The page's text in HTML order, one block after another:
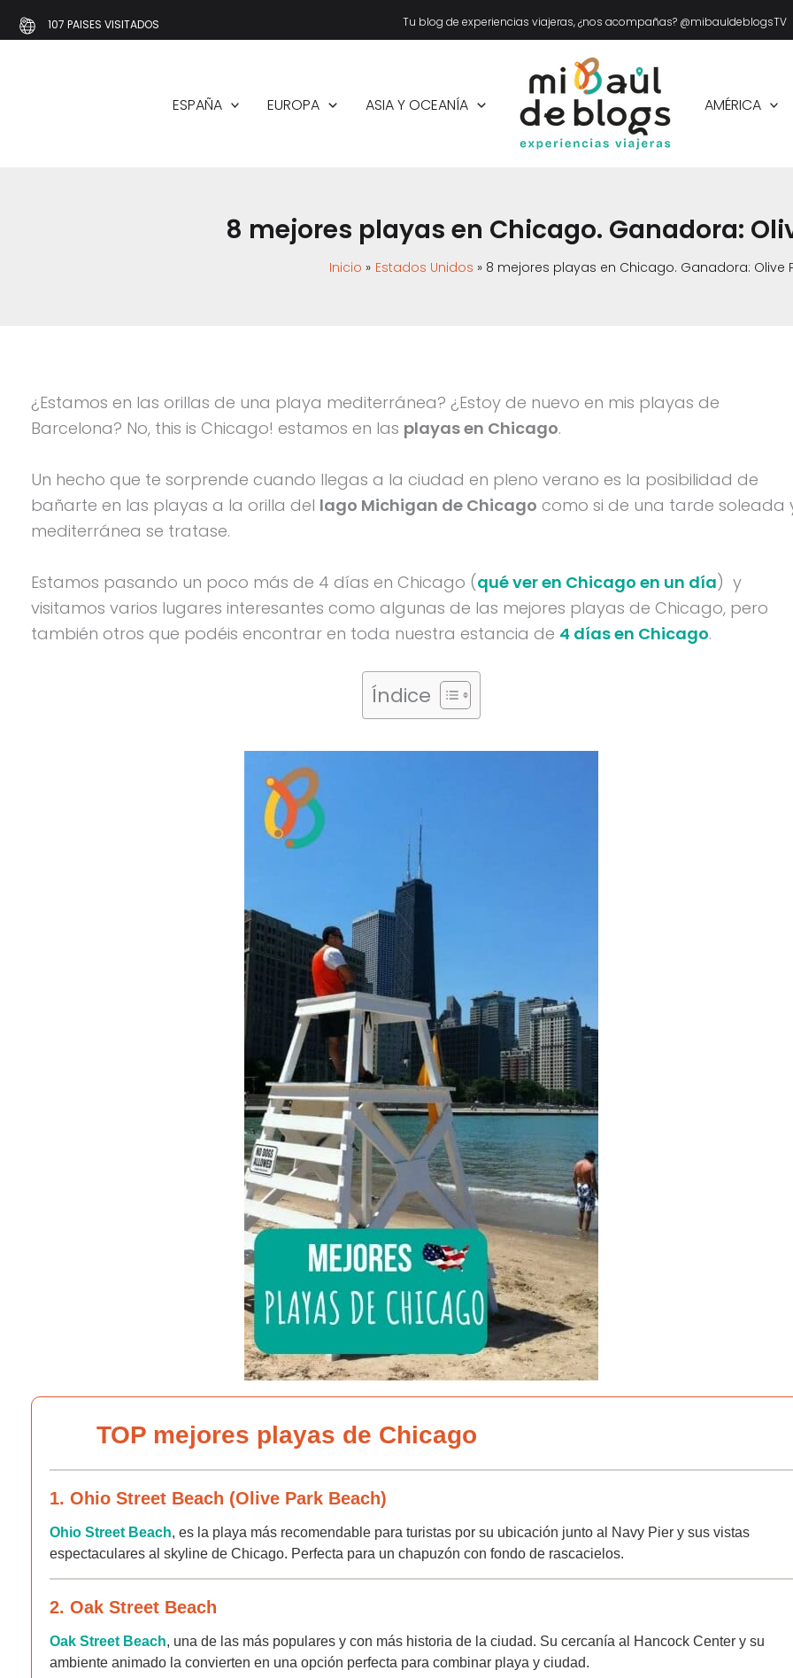
al
107 PAISES VISITADOS Tu blog de experiencias viajeras, ¿nos acompañas? @mibauldeblogsTV
ESPAÑA EUROPA ASIA Y OCEANÍA AMÉRICA
8 mejores playas en Chicago. Ganadora:
Inicio Estados Unidos 8 mejores playas en Chicago. Ganadora: Olive
¿Estamos en las orillas de una playa mediterránea? ¿Estoy de nuevo en mis playas de
Barcelona? No, this is Chicago! estamos en las playas en Chicago.
Un hecho que te sorprende cuando llegas a la ciudad en pleno verano es la posibilidad de
bañarte en las playas a la orilla del lago Michigan de Chicago como si de una tarde soleada
mediterránea se tratase.
Estamos pasando un poco más de 4 días en Chicago (qué ver en Chicago en un día) y
visitamos varios lugares interesantes como algunas de las mejores playas de Chicago, pero
también otros que podéis encontrar en toda nuestra estancia de 4 días en Chicago.
Índice
TOP mejores playas de Chicago
1. Ohio Street Beach (Olive Park Beach)
Ohio Street Beach, es la playa más recomendable para turistas por su ubicación junto al Navy Pier y sus vistas
espectaculares al skyline de Chicago. Perfecta para un chapuzón con fondo de rascacielos.
2. Oak Street Beach
Oak Street Beach, una de las más populares y con más historia de la ciudad. Su cercanía al Hancock Center y su
ambiente animado la convierten en una opción perfecta para combinar playa y ciudad.